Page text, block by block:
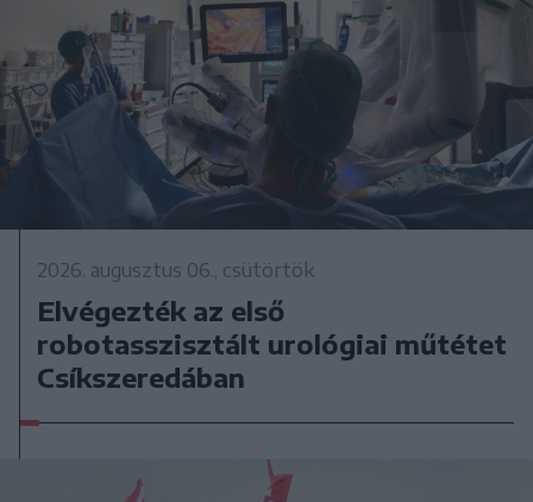
2026. augusztus 06., csütörtök
Elvégezték az első
robotasszisztált urológiai műtétet
Csíkszeredában